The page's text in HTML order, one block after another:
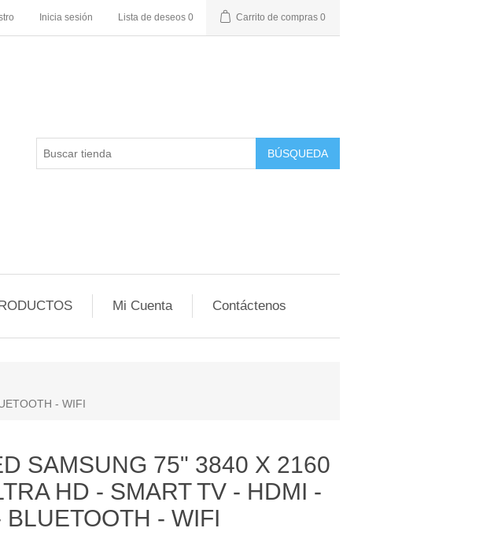
Inicia sesión Lista de deseos 0 Carrito de compras 0
BÚSQUEDA
Mi Cuenta Contáctenos
- WIFI
SAMSUNG 75" 3840 X 2160
HD - SMART TV - HDMI -
BLUETOOTH - WIFI